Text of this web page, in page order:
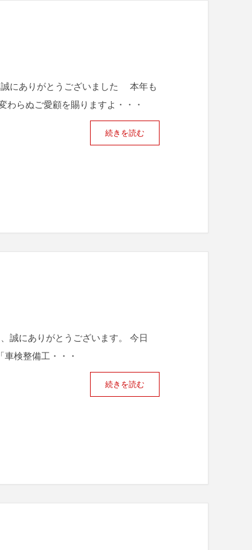
誠にありがとうございました 本年も
わらぬご愛顧を賜りますよ・・・
続きを読む
にありがとうございます。 今日
検整備工・・・
続きを読む